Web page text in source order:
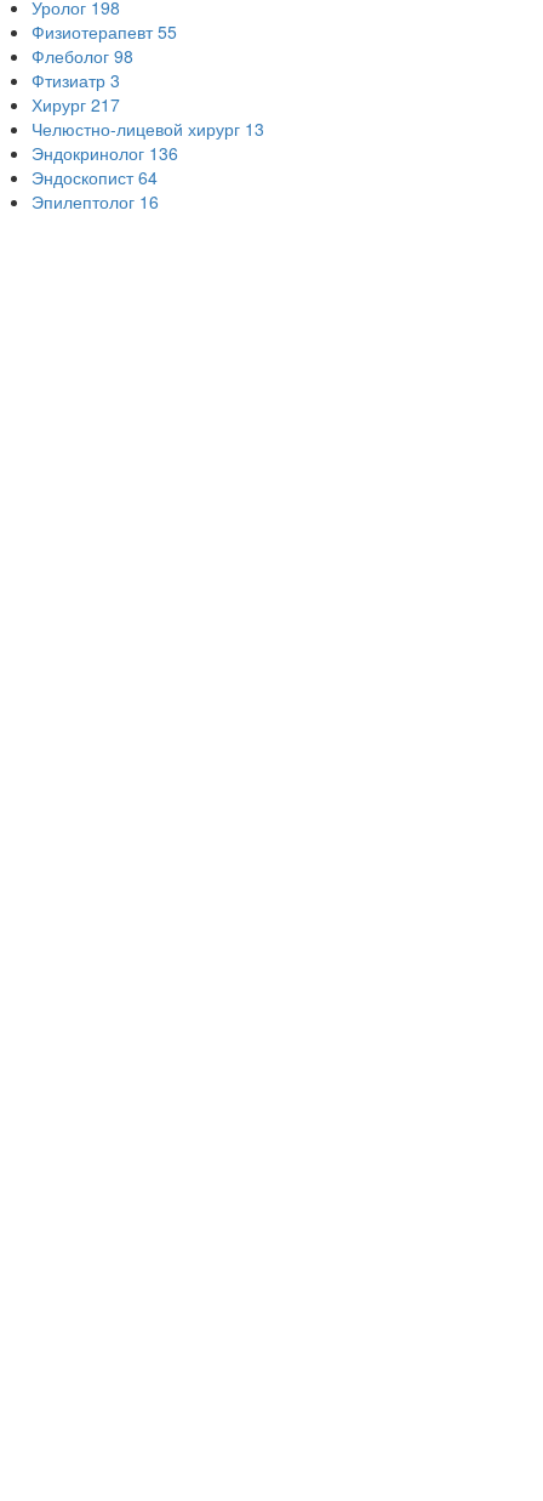
Уролог 198
Физиотерапевт 55
Флеболог 98
Фтизиатр 3
Хирург 217
Челюстно-лицевой хирург 13
Эндокринолог 136
Эндоскопист 64
Эпилептолог 16